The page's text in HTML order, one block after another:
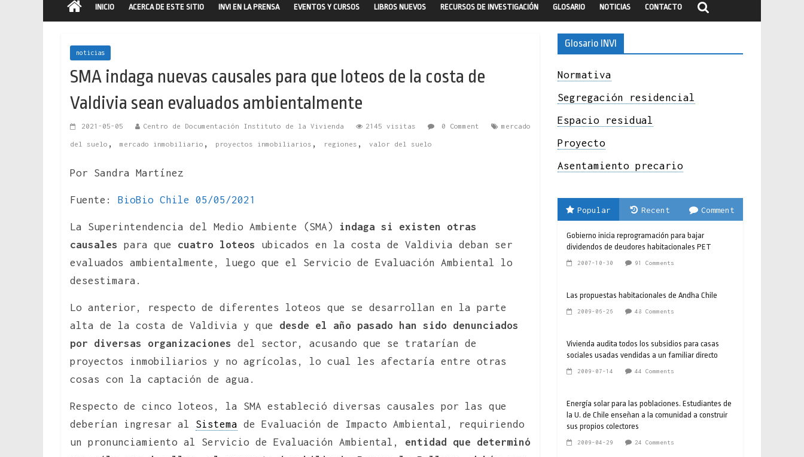
INICIO ACERCA DE ESTE SITIO INVI EN LA PRENSA EVENTOS Y CURSOS LIBROS NUEVOS RECURSOS DE INVESTIGACIÓN GLOSARIO NOTICIAS CONTACTO
noticias
SMA indaga nuevas causales para que loteos de la costa de
Valdivia sean evaluados ambientalmente
2021-05-05 Centro de Documentación Instituto de la Vivienda 2145 visitas 0 Comment mercado
del suelo , mercado inmobiliario , proyectos inmobiliarios , regiones , valor del suelo
Por Sandra Martínez
Fuente: BioBio Chile 05/05/2021
La Superintendencia del Medio Ambiente (SMA) indaga si existen otras
causales para que cuatro loteos ubicados en la costa de Valdivia deban ser
evaluados ambientalmente, luego que el Servicio de Evaluación Ambiental lo
desestimara.
Lo anterior, respecto de diferentes loteos que se desarrollan en la parte
alta de la costa de Valdivia y que desde el año pasado han sido denunciados
por diversas organizaciones del sector, acusando que se tratarían de
proyectos inmobiliarios y no agrícolas, lo cual les afectaría entre otras
cosas con la captación de agua.
Respecto de cinco loteos, la SMA estableció diversas causales por las que
deberían ingresar al Sistema de Evaluación de Impacto Ambiental, requiriendo
un pronunciamiento al Servicio de Evaluación Ambiental, entidad que determinó
Glosario INVI
Normativa
Segregación residencial
Espacio residual
Proyecto
Asentamiento precario
Popular Recent Comment
Gobierno inicia reprogramación para bajar
dividendos de deudores habitacionales PET
2007-10-30 91 Comments
Las propuestas habitacionales de Andha Chile
2009-06-26 48 Comments
Vivienda audita todos los subsidios para casas
sociales usadas vendidas a un familiar directo
2009-07-14 44 Comments
Energía solar para las poblaciones. Estudiantes de
la U. de Chile enseñan a la comunidad a construir
sus propios colectores
2009-04-29 24 Comments